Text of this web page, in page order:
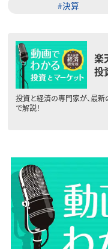
#決算
楽
投
投資と経済の専門家が、最新
で解説！